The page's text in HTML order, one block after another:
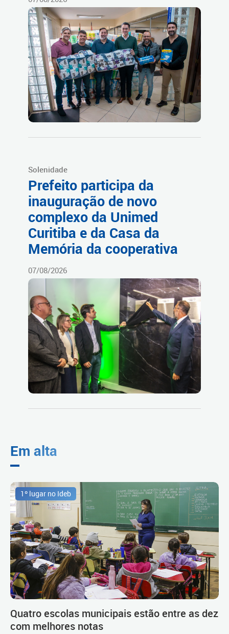
Solenidade
Prefeito participa da
inauguração de novo
complexo da Unimed
Curitiba e da Casa da
Memória da cooperativa
07/08/2026
Em alta
1º lugar no Ideb
Quatro escolas municipais estão entre as dez
com melhores notas